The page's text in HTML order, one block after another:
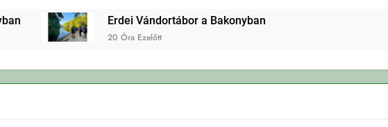
Erdei Vándortábor a Bakonyban
20 Óra Ezelőtt